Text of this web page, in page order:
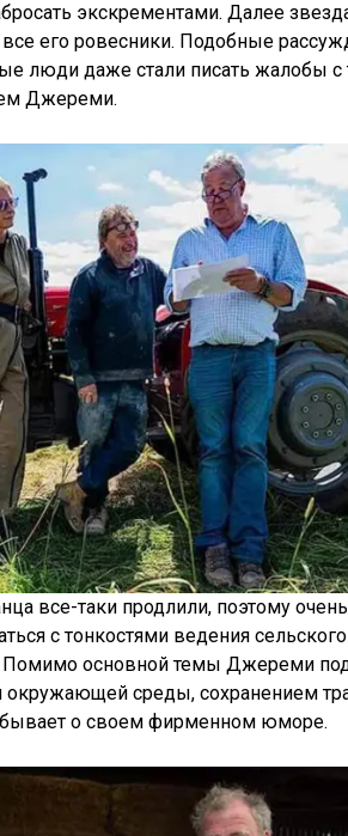
экскрементами. Далее
его ровесники. Подобные
люди даже стали писать жалобы с
Джереми.
все-таки продлили, поэтому
с тонкостями ведения
основной темы Джереми
окружающей среды, сохранением
о своем фирменном юморе.